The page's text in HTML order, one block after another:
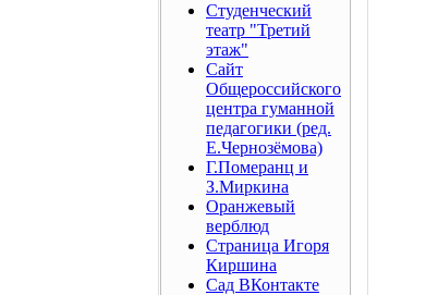
Студенческий
театр "Третий
этаж"
Сайт
Общероссийского
центра гуманной
педагогики (ред.
Е.Чернозёмова)
Г.Померанц и
З.Миркина
Оранжевый
верблюд
Страница Игоря
Киршина
Сад ВКонтакте